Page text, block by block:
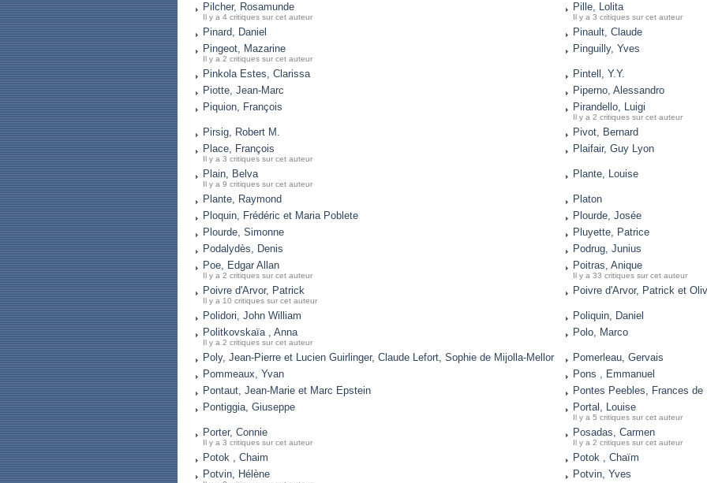
Pilcher, Rosamunde
Il y a 4 critiques sur cet auteur
Pille, Lolita
Il y a 3 critiques sur cet auteur
Pinard, Daniel
Pinault, Claude
Pingeot, Mazarine
Il y a 2 critiques sur cet auteur
Pinguilly, Yves
Pinkola Estes, Clarissa
Pintell, Y.Y.
Piotte, Jean-Marc
Piperno, Alessandro
Piquion, François
Pirandello, Luigi
Il y a 2 critiques sur cet auteur
Pirsig, Robert M.
Pivot, Bernard
Place, François
Il y a 3 critiques sur cet auteur
Plaifair, Guy Lyon
Plain, Belva
Il y a 9 critiques sur cet auteur
Plante, Louise
Plante, Raymond
Platon
Ploquin, Frédéric et Maria Poblete
Plourde, Josée
Plourde, Simonne
Pluyette, Patrice
Podalydès, Denis
Podrug, Junius
Poe, Edgar Allan
Il y a 2 critiques sur cet auteur
Poitras, Anique
Il y a 33 critiques sur cet auteur
Poivre d'Arvor, Patrick
Il y a 10 critiques sur cet auteur
Poivre d'Arvor, Patrick et
Polidori, John William
Poliquin, Daniel
Politkovskaïa , Anna
Il y a 2 critiques sur cet auteur
Polo, Marco
Poly, Jean-Pierre et Lucien Guirlinger, Claude Lefort, Sophie de Mijolla-Mellor
Pomerleau, Gervais
Pommeaux, Yvan
Pons , Emmanuel
Pontaut, Jean-Marie et Marc Epstein
Pontes Peebles, Frances de
Pontiggia, Giuseppe
Portal, Louise
Il y a 5 critiques sur cet auteur
Porter, Connie
Il y a 3 critiques sur cet auteur
Posadas, Carmen
Il y a 2 critiques sur cet auteur
Potok , Chaim
Potok , Chaïm
Potvin, Hélène
Potvin, Yves